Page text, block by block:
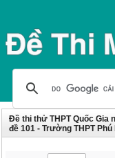
Đề thi thử THPT Quốc Gia
đề 101 - Trường THPT